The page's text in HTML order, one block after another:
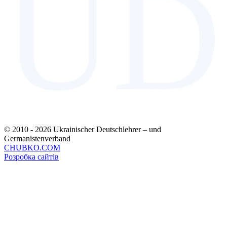
© 2010 - 2026 Ukrainischer Deutschlehrer – und
Germanistenverband
CHUBKO.COM
Розробка сайтів